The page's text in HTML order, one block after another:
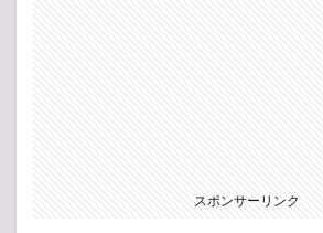
スポンサーリンク